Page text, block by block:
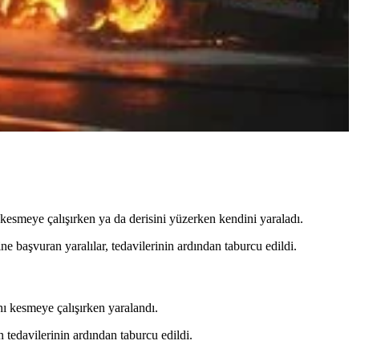
çalışırken ya da derisini yüzerken kendini yaraladı.
başvuran yaralılar, tedavilerinin ardından taburcu edildi.
kesmeye çalışırken yaralandı.
tedavilerinin ardından taburcu edildi.